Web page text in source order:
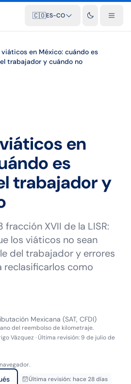
GlosarioDistancias entre
🇨🇴ES-CO
viáticos en México: cuándo es
trabajador y cuándo no
en
es
trabajador y
XVII de la LISR:
los viáticos no sean
del trabajador y errores
reclasificarlos como
Mexicana (SAT, CFDI)
del reembolso de kilometraje.
Vázquez ·Última revisión:9 de julio de
Última revisión: hace 28 días